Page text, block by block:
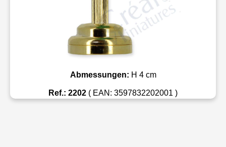
Abmessungen: H 4 cm
Ref.: 2202 ( EAN: 3597832202001 )